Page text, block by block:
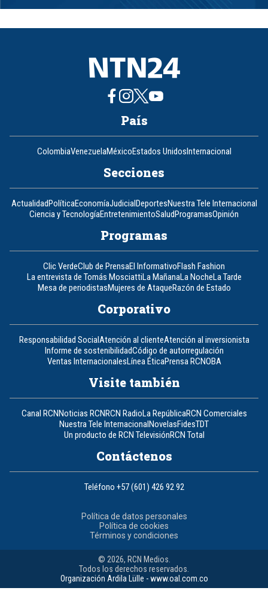
1
8
País
ColombiaVenezuelaMéxicoEstados Unidos Internacional
Secciones
Actualidad PolíticaEconomíaJudicial DeportesNuestra Tele Internacional
Ciencia y TecnologíaEntretenimientoSalud ProgramasOpinión
Programas
Clic VerdeClub de PrensaEl InformativoFlash Fashion
La entrevista de Tomás MosciattiLa MañanaLa NocheLa Tarde
Mesa de periodistasMujeres de AtaqueRazón de Estado
Corporativo
Responsabilidad SocialAtención al clienteAtención al inversionista
Informe de sostenibilidadCódigo de autorregulación
Ventas InternacionalesLínea ÉticaPrensa RCNOBA
Visite también
Canal RCN Noticias RCN RCN RadioLa RepúblicaRCN Comerciales
Nuestra Tele Internacional NovelasFidesTDT
Un producto de RCN TelevisiónRCN Total
Contáctenos
Teléfono +57 (601) 426 92 92
Política de datos personales
Política de cookies
Términos y condiciones
© 2026, RCN Medios.
Todos los derechos reservados.
Organización Ardila Lülle - www.oal.com.co